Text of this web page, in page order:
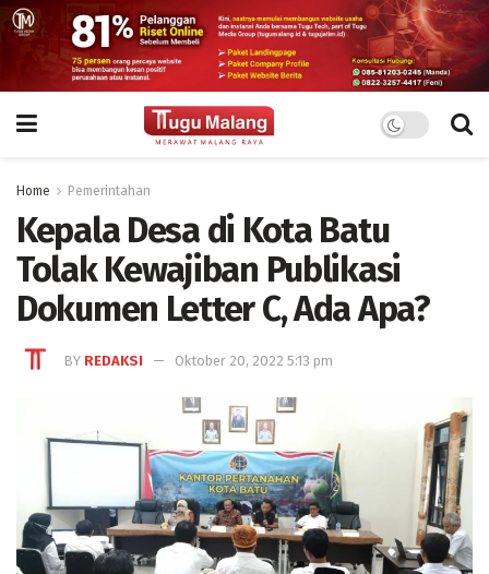
Home Pemerintahan
Kepala Desa di Kota Batu
Tolak Kewajiban Publikasi
Dokumen Letter C, Ada Apa?
BY REDAKSI Oktober 20, 2022 5:13 pm